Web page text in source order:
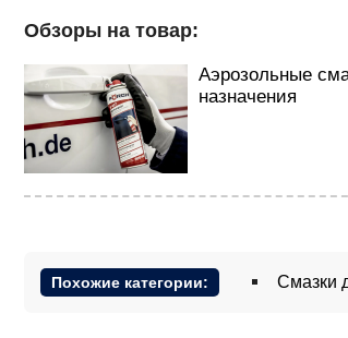
Обзоры на товар:
Аэрозольные
назначения
Похожие категории: Смазки